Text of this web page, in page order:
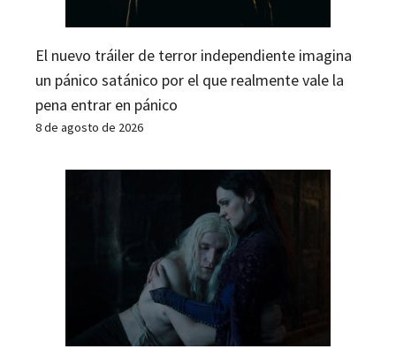
El nuevo tráiler de terror independiente imagina
un pánico satánico por el que realmente vale la
pena entrar en pánico
8 de agosto de 2026